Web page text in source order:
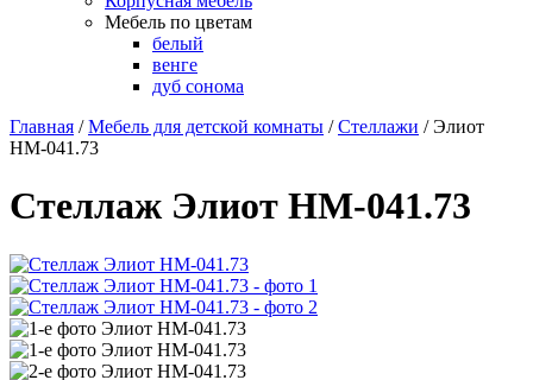
Мебель по цветам
белый
венге
дуб сонома
Главная / Мебель для детской комнаты / Стеллажи / Элиот
НМ-041.73
Стеллаж Элиот НМ-041.73